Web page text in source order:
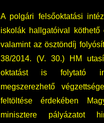
A polgári felsőoktatási
iskolák hallgatóival köthető
valamint az ösztöndíj
38/2014. (V. 30.) HM
oktatást is folytató
megszerezhető
feltöltése érdekében
minisztere pályázatot